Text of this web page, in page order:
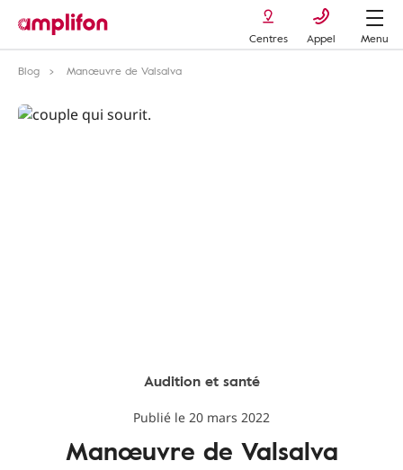
Centres Appel
Menu
Blog
Manœuvre de Valsalva
Audition et santé
Publié le 20 mars 2022
Manœuvre de Valsalva